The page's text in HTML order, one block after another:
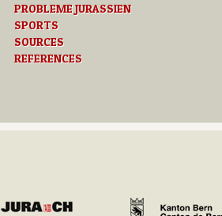
T
Textes
U
Z
PROBLEME JURASSIEN
SPORTS
SOURCES
REFERENCES